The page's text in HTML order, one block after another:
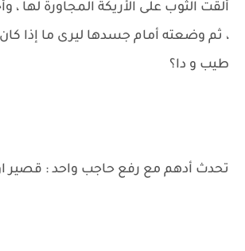
ألقت الثوب على الأريكة المجاورة لها ،
، ثم وضعته أمام جسدها ليرى ما إذا كان
طيب و دا؟
تحدث أدهم مع رفع حاجب واحد : قصير